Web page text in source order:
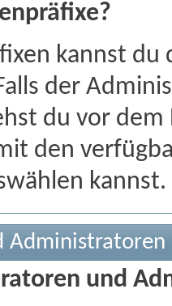
kannst du
der
du vor
den
kannst.
Administratoren
und